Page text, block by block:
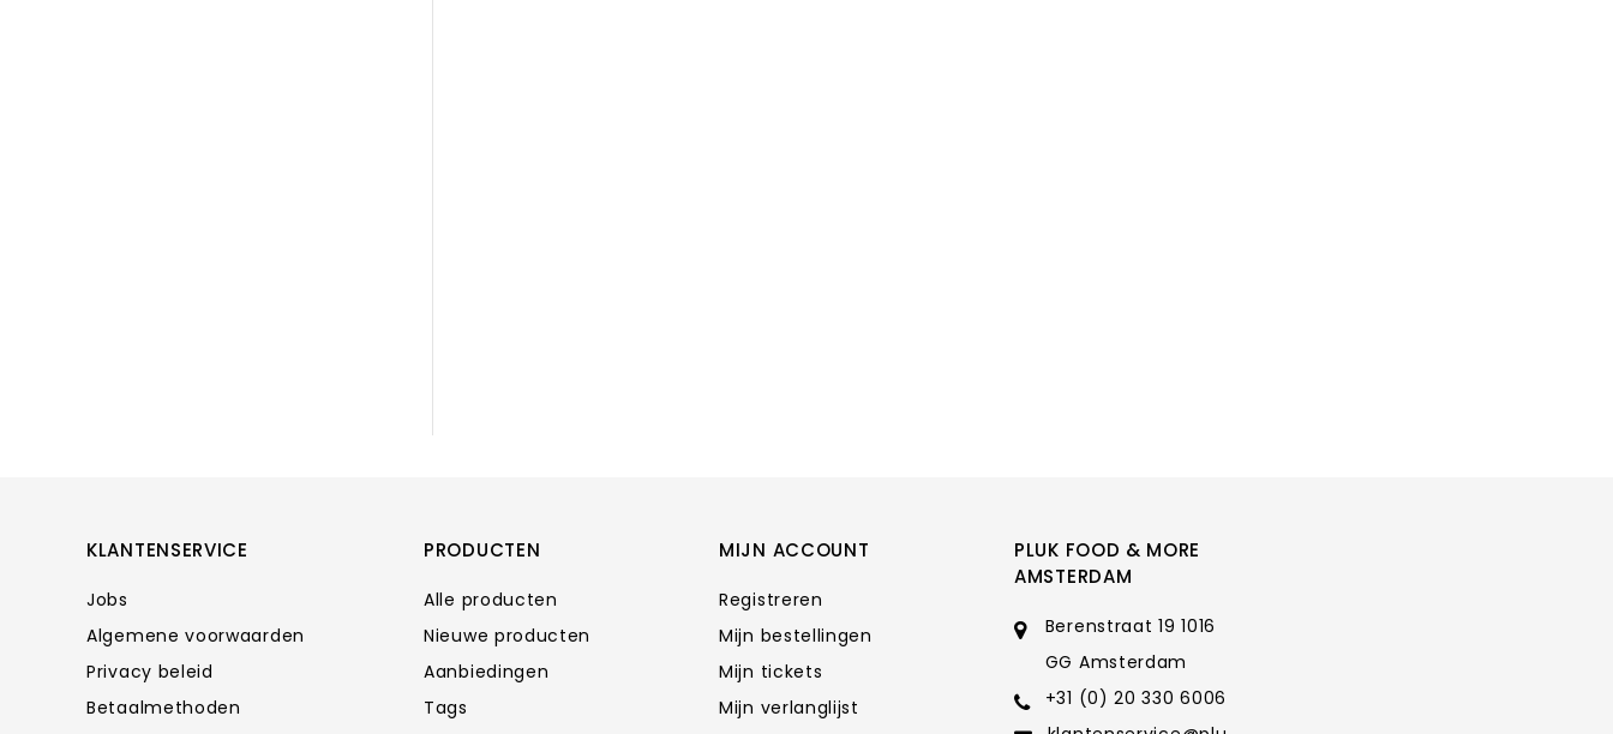
KLANTENSERVICE
Jobs
Algemene voorwaarden
Privacy beleid
Betaalmethoden
PRODUCTEN
Alle producten
Nieuwe producten
Aanbiedingen
Tags
MIJN ACCOUNT
Registreren
Mijn bestellingen
Mijn tickets
Mijn verlanglijst
PLUK FOOD & MORE
AMSTERDAM
Berenstraat 19 1016
GG Amsterdam
+31 (0) 20 330 6006